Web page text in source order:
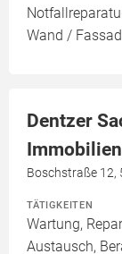
Wand /
Dentzer
Boschstraße 12,
TÄTIGKEITEN
Wartung,
Austausch,